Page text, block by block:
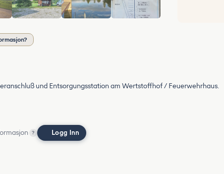
und Entsorgungsstation am Wertstoffhof / Feuerwehrhaus.
? Logg Inn